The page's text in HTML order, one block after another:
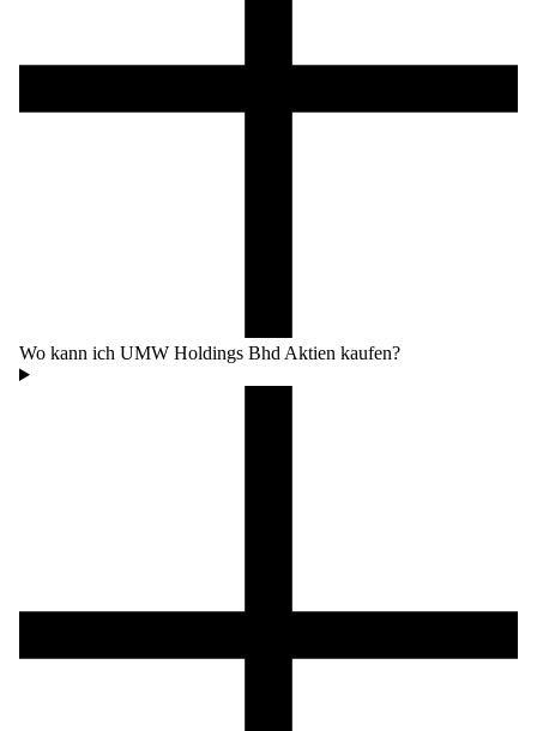
Wo kann ich UMW Holdings Bhd Aktien kaufen?